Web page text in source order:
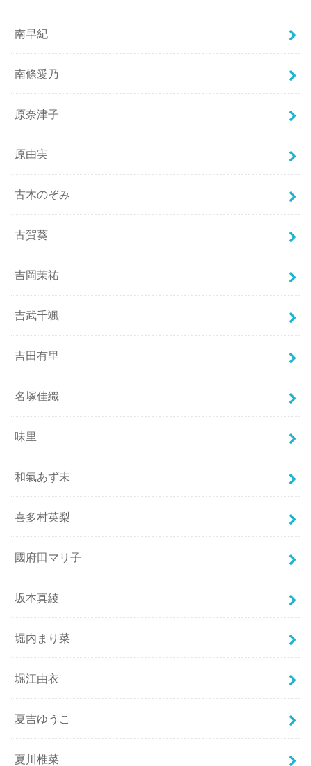
南早紀
南條愛乃
原奈津子
原由実
古木のぞみ
古賀葵
吉岡茉祐
吉武千颯
吉田有里
名塚佳織
味里
和氣あず未
喜多村英梨
國府田マリ子
坂本真綾
堀内まり菜
堀江由衣
夏吉ゆうこ
夏川椎菜